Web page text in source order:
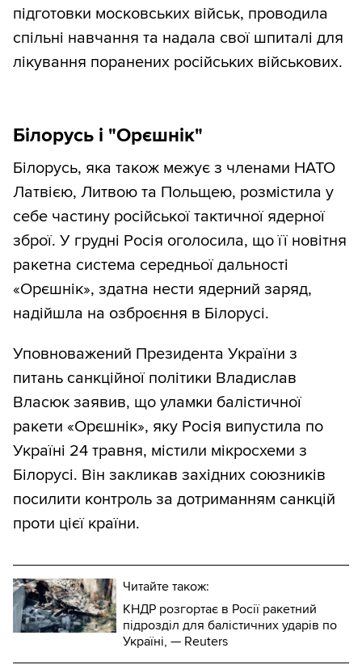
підготовки московських військ, проводила
спільні навчання та надала свої шпиталі для
лікування поранених російських військових.
Білорусь і "Орєшнік"
Білорусь, яка також межує з членами НАТО
Латвією, Литвою та Польщею, розмістила у
себе частину російської тактичної ядерної
зброї. У грудні Росія оголосила, що її новітня
ракетна система середньої дальності
«Орєшнік», здатна нести ядерний заряд,
надійшла на озброєння в Білорусі.
Уповноважений Президента України з
питань санкційної політики Владислав
Власюк заявив, що уламки балістичної
ракети «Орєшнік», яку Росія випустила по
Україні 24 травня, містили мікросхеми з
Білорусі. Він закликав західних союзників
посилити контроль за дотриманням санкцій
проти цієї країни.
Читайте також:
КНДР розгортає в Росії ракетний
підрозділ для балістичних ударів по
Україні, — Reuters